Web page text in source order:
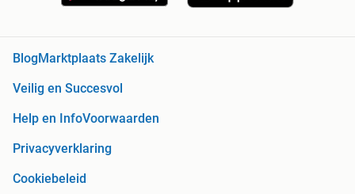
BlogMarktplaats Zakelijk
Veilig en Succesvol
Help en InfoVoorwaarden
Privacyverklaring
Cookiebeleid